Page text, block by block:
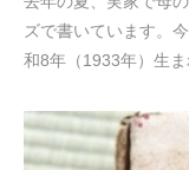
ズで書いています。
和8年（1933年）生